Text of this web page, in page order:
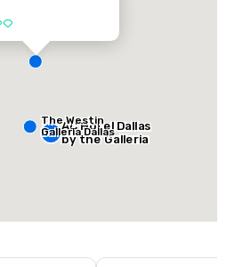
AC Hotel Dallas
by the Galleria
The Westin
Galleria Dallas